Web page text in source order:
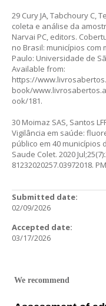
29 Cury JA, Tabchoury C,
coleta e análise da
Narvai PC, editors.
no Brasil: municípios com
Paulo: Universidade de
Available from:
https://
book/
ook/181.
30 Moimaz SAS, Santos
Vigilância em saúde:
público em 40 municípios
Saude Colet. 2020
81232020257.03972018.
Submitted date:
02/09/2026
Accepted date:
03/17/2026
We recommend